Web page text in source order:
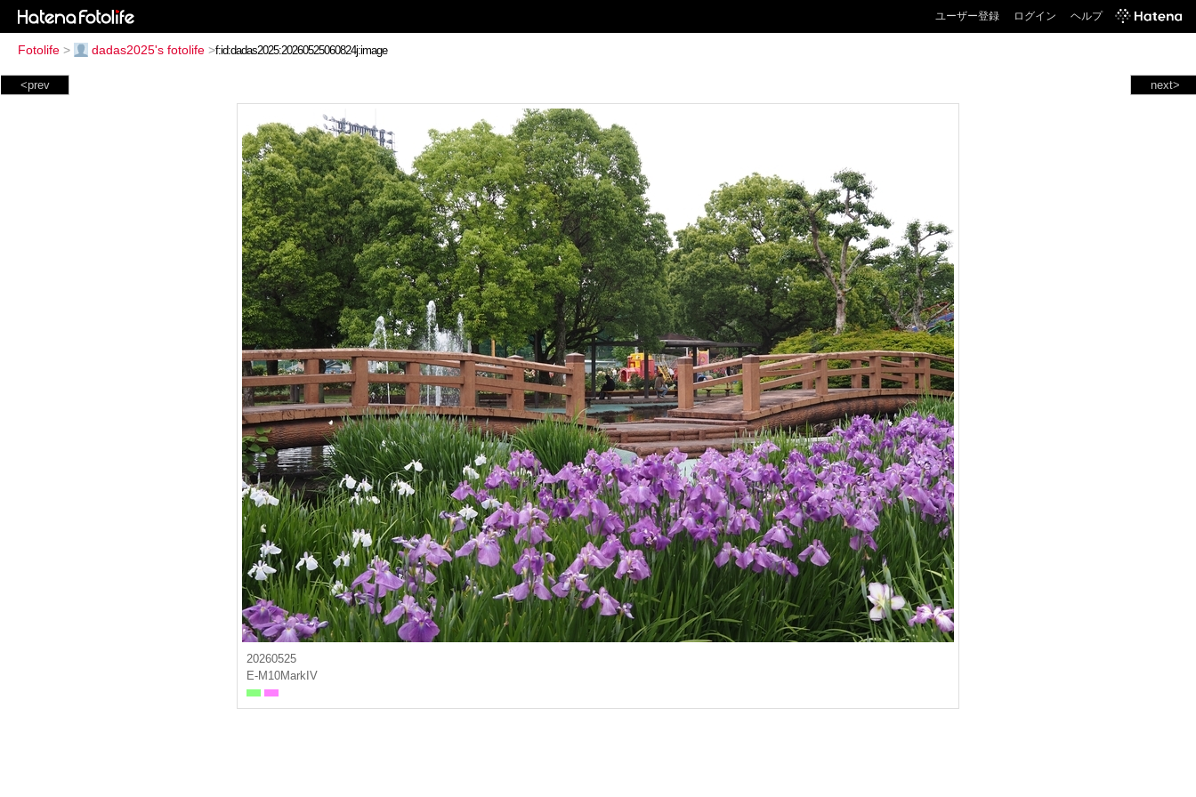
ユーザー登録 ログイン ヘルプ
Fotolife > dadas2025's fotolife >
next>
<prev
20260525
E-M10MarkIV